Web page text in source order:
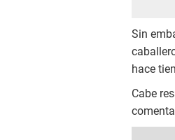
Sin
hace
Cabe